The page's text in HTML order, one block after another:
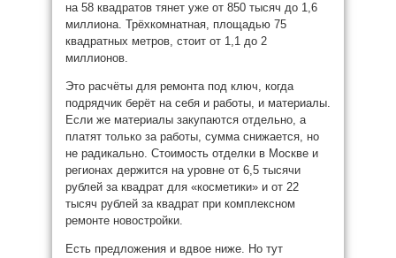
на 58 квадратов тянет уже от 850 тысяч до 1,6
миллиона. Трёхкомнатная, площадью 75
квадратных метров, стоит от 1,1 до 2
миллионов.
Это расчёты для ремонта под ключ, когда
подрядчик берёт на себя и работы, и материалы.
Если же материалы закупаются отдельно, а
платят только за работы, сумма снижается, но
не радикально. Стоимость отделки в Москве и
регионах держится на уровне от 6,5 тысячи
рублей за квадрат для «косметики» и от 22
тысяч рублей за квадрат при комплексном
ремонте новостройки.
Есть предложения и вдвое ниже. Но тут